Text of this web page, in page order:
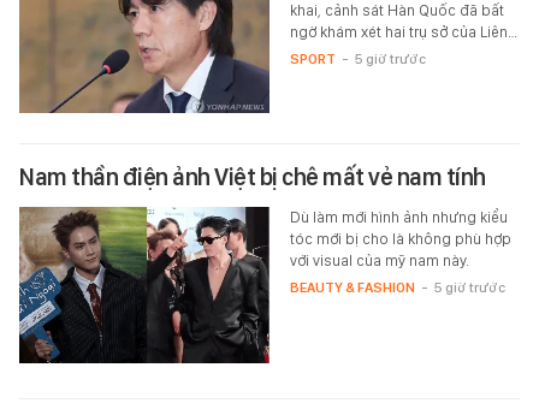
khai, cảnh sát Hàn Quốc đã bất
ngờ khám xét hai trụ sở của Liên…
SPORT - 5 giờ trước
Nam thần điện ảnh Việt bị chê mất vẻ nam tính
Dù làm mới hình ảnh nhưng kiểu
tóc mới bị cho là không phù hợp
với visual của mỹ nam này.
BEAUTY & FASHION - 5 giờ trước